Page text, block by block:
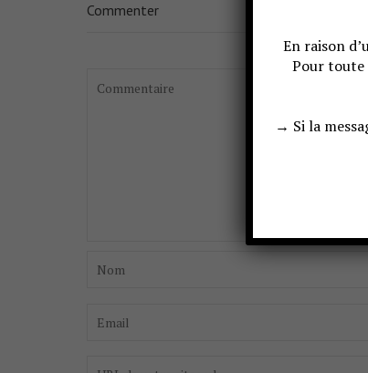
Commenter
En raison
Pour toute
→ Si la